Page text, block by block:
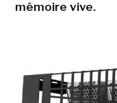
mémoire vive.